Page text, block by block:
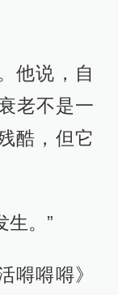
他说，自
老不是一
酷，但它
生。”
嘚嘚嘚》